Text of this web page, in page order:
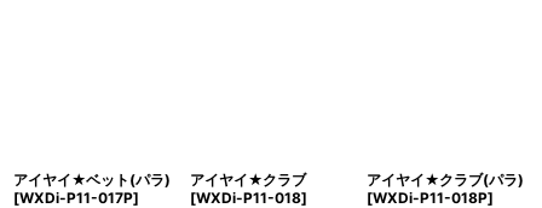
アイヤイ★ベット(パラ)
[WXDi-P11-017P]
アイヤイ★クラブ
[WXDi-P11-018]
アイヤイ★クラブ(パラ)
[WXDi-P11-018P]